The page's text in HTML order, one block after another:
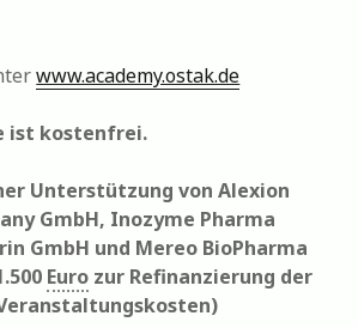
www.academy.ostak.de
ist kostenfrei.
Unterstützung von Alexion
GmbH, Inozyme Pharma
GmbH und Mereo BioPharma
Euro zur Refinanzierung der